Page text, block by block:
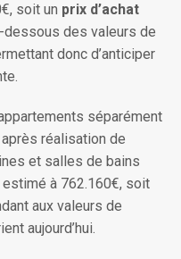
soit un prix d’achat
dessous des valeurs de
donc d’anticiper
séparément
réalisation de
et salles de bains
à 762.160€, soit
aux valeurs de
aujourd’hui.